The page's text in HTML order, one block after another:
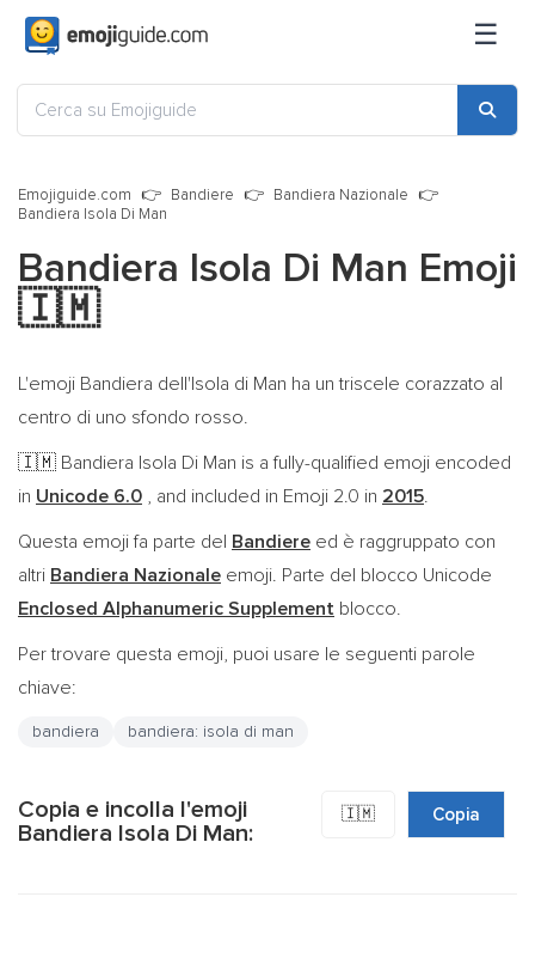
☰
Emojiguide.com Bandiere
Bandiera Nazionale
Bandiera Isola Di Man
Bandiera Isola Di Man Emoji
🇮🇲
L'emoji Bandiera dell'Isola di Man ha un triscele corazzato al
centro di uno sfondo rosso.
🇮🇲 Bandiera Isola Di Man is a fully-qualified emoji encoded
in Unicode 6.0 , and included in Emoji 2.0 in 2015.
Questa emoji fa parte del Bandiere ed è raggruppato con
altri Bandiera Nazionale emoji. Parte del blocco Unicode
Enclosed Alphanumeric Supplement blocco.
Per trovare questa emoji, puoi usare le seguenti parole
chiave:
bandiera bandiera: isola di man
Copia e incolla l'emoji
Bandiera Isola Di Man:
🇮🇲 Copia